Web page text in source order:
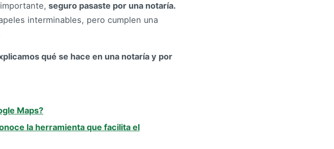
seguro pasaste por una notaría.
interminables, pero cumplen una
qué se hace en una notaría y por
Maps?
la herramienta que facilita el